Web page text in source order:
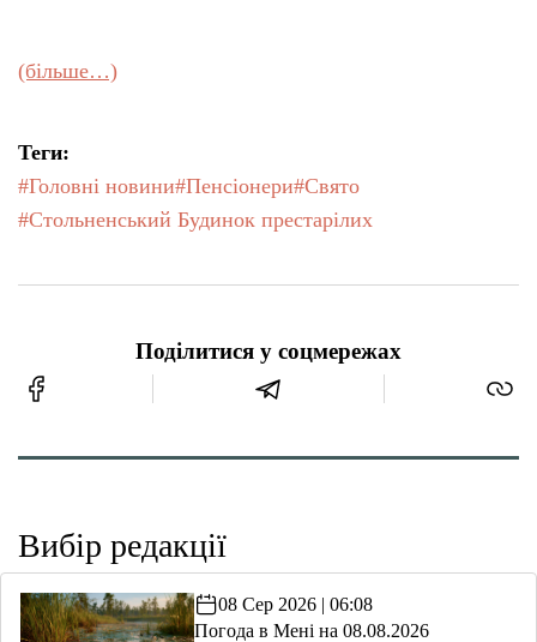
(більше…)
Теги:
#Головні новини#Пенсіонери#Свято
#Стольненський Будинок престарілих
Поділитися у соцмережах
Вибір редакції
08 Сер 2026 | 06:08
Погода в Мені на 08.08.2026